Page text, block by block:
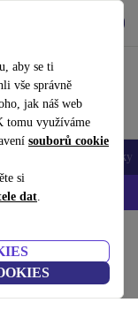
aby se ti
vše správně
jak náš web
tomu využíváme
souborů cookie
si
dat.
Doplňky